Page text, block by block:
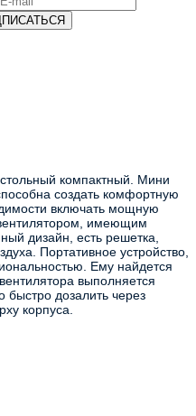
компактный. Мини
создать комфортную
включать мощную
имеющим
дизайн, есть решетка,
Портативное устройство,
Ему найдется
выполняется
быстро дозалить через
корпуса.